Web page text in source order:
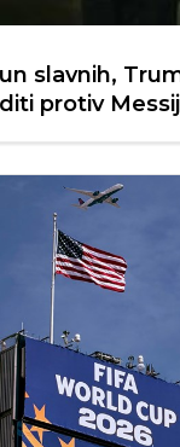
slavnih,
protiv